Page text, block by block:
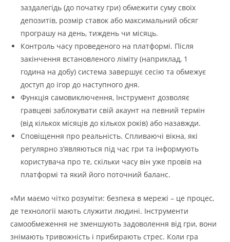
заздалегідь (до початку гри) обмежити суму своїх
депозитів, розмір ставок або максимальний обсяг
програшу на день, тиждень чи місяць.
Контроль часу проведеного на платформі. Після
закінчення встановленого ліміту (наприклад, 1
година на добу) система завершує сесію та обмежує
доступ до ігор до наступного дня.
Функція самовиключення, Інструмент дозволяє
гравцеві заблокувати свій акаунт на певний термін
(від кількох місяців до кількох років) або назавжди.
Сповіщення про реальність. Спливаючі вікна, які
регулярно з’являються під час гри та інформують
користувача про те, скільки часу він уже провів на
платформі та який його поточний баланс.
«Ми маємо чітко розуміти: безпека в мережі – це процес,
де технології мають служити людині. Інструменти
самообмеження не зменшують задоволення від гри, вони
знімають тривожність і прибирають стрес. Коли гра